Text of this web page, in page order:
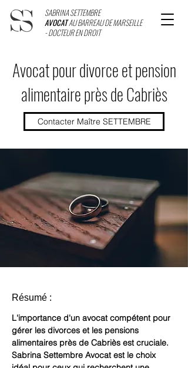
SABRINA SETTEMBRE
AVOCATAU BARREAU DE MARSEILLE
- DOCTEUR EN DROIT
Avocat pour divorce et pension
alimentaire près de Cabriès
Contacter Maître SETTEMBRE
Résumé :
L'importance d'un avocat compétent pour
gérer les divorces et les pensions
alimentaires près de Cabriès est cruciale.
Sabrina Settembre Avocat est le choix